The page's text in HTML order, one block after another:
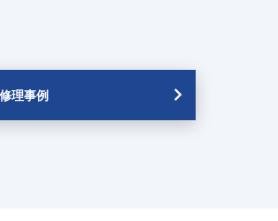
理事例